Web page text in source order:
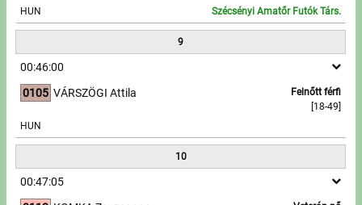
HUN Szécsényi Amatőr Futók Társ.
9
00:46:00
0105
Felnőtt férfi
[18-49]
VÁRSZÖGI Attila
HUN
10
00:47:05